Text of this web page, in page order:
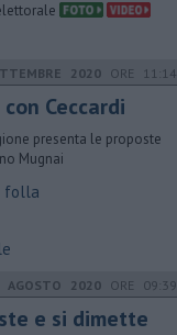
2020 ORE 11:14
Ceccardi
presenta le proposte
Mugnai
folla
AGOSTO 2020 ORE 09:39
e si dimette